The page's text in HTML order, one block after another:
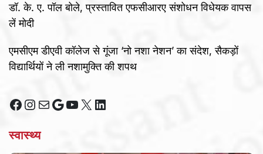
डॉ. के. ए. पॉल बोले, प्रस्तावित एफसीआरए संशोधन विधेयक वापस
लें मोदी
एमसीएम डीएवी कॉलेज से गूंजा ‘नो नशा नेशन’ का संदेश, सैकड़ों
विद्यार्थियों ने ली नशामुक्ति की शपथ
Facebook
Instagram
MailGoogle
YouTube
X LinkedIn
स्वास्थ्य